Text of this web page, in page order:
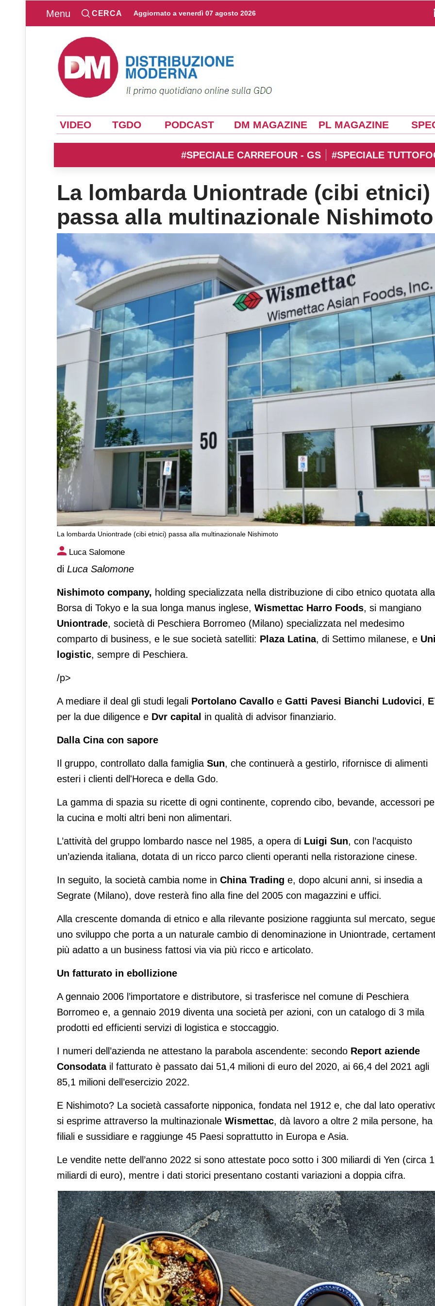
Menu CERCA Aggiornato a venerdì 07 agosto 2026
VIDEO TGDO PODCAST DM MAGAZINE PL MAGAZINE
#SPECIALE CARREFOUR - GS #SPECIALE
La lombarda Uniontrade (cibi etnici)
passa alla multinazionale Nishimoto
La lombarda Uniontrade (cibi etnici) passa alla multinazionale Nishimoto
La lombarda Uniontrade (cibi etnici) passa alla multinazionale
Nishimoto
Luca Salomone
di Luca Salomone
Nishimoto company, holding specializzata nella distribuzione di cibo etnico quotata alla
Borsa di Tokyo e la sua longa manus inglese, Wismettac Harro Foods, si mangiano
Uniontrade, società di Peschiera Borromeo (Milano) specializzata nel medesimo
comparto di business, e le sue società satelliti: Plaza Latina, di Settimo milanese, e
logistic, sempre di Peschiera.
/p>
A mediare il deal gli studi legali Portolano Cavallo e Gatti Pavesi Bianchi Ludovici,
per la due diligence e Dvr capital in qualità di advisor finanziario.
Dalla Cina con sapore
Il gruppo, controllato dalla famiglia Sun, che continuerà a gestirlo, rifornisce di alimenti
esteri i clienti dell'Horeca e della Gdo.
La gamma di spazia su ricette di ogni continente, coprendo cibo, bevande, accessori
la cucina e molti altri beni non alimentari.
L’attività del gruppo lombardo nasce nel 1985, a opera di Luigi Sun, con l’acquisto
un’azienda italiana, dotata di un ricco parco clienti operanti nella ristorazione cinese.
In seguito, la società cambia nome in China Trading e, dopo alcuni anni, si insedia a
Segrate (Milano), dove resterà fino alla fine del 2005 con magazzini e uffici.
Alla crescente domanda di etnico e alla rilevante posizione raggiunta sul mercato,
uno sviluppo che porta a un naturale cambio di denominazione in Uniontrade,
più adatto a un business fattosi via via più ricco e articolato.
Un fatturato in ebollizione
A gennaio 2006 l’importatore e distributore, si trasferisce nel comune di Peschiera
Borromeo e, a gennaio 2019 diventa una società per azioni, con un catalogo di 3 mila
prodotti ed efficienti servizi di logistica e stoccaggio.
I numeri dell’azienda ne attestano la parabola ascendente: secondo Report aziende
Consodatail fatturato è passato dai 51,4 milioni di euro del 2020, ai 66,4 del 2021 agli
85,1 milioni dell’esercizio 2022.
E Nishimoto? La società cassaforte nipponica, fondata nel 1912 e, che dal lato
si esprime attraverso la multinazionale Wismettac, dà lavoro a oltre 2 mila persone, ha
filiali e sussidiare e raggiunge 45 Paesi soprattutto in Europa e Asia.
Le vendite nette dell’anno 2022 si sono attestate poco sotto i 300 miliardi di Yen (circa
miliardi di euro), mentre i dati storici presentano costanti variazioni a doppia cifra.